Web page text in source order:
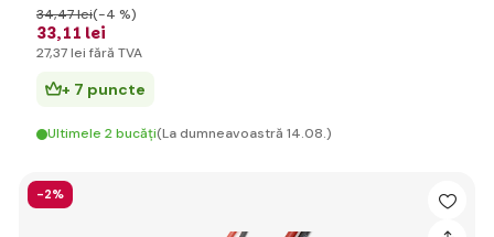
33,11 lei
34,47 lei(-4 %)
27,37 lei fără TVA
+ 7 puncte
Ultimele 2 bucăți(La dumneavoastră 14.08.)
-2%